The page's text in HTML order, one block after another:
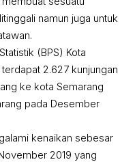
namun juga untuk
(BPS) Kota
2.627 kunjungan
ke kota Semarang
pada Desember
kenaikan sebesar
2019 yang